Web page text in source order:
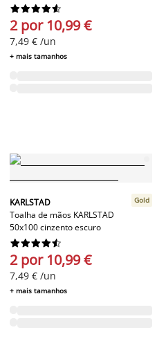






2 por 10,99 €
7,49 € /un
+ mais tamanhos
KARLSTAD
Toalha de mãos KARLSTAD
50x100 cinzento escuro
Gold






2 por 10,99 €
7,49 € /un
+ mais tamanhos